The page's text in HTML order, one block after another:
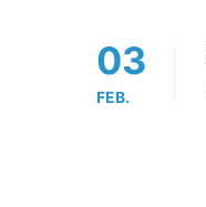
03
FEB.